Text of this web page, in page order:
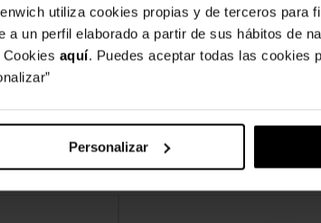
utiliza cookies propias y de terceros para
a un perfil elaborado a partir de sus hábitos de
aquí. Puedes aceptar todas las cookies
Personalizar